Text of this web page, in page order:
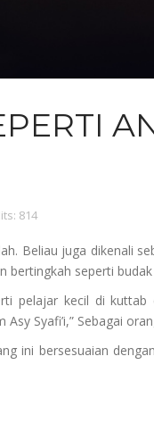
814
Beliau juga dikenali
seperti
pelajar kecil di
Syafi’i,” Sebagai
ini bersesuaian